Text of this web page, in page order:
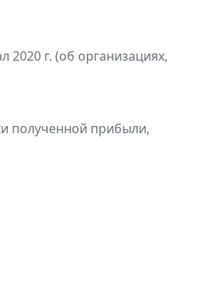
2020 г. (об организациях,
полученной прибыли,